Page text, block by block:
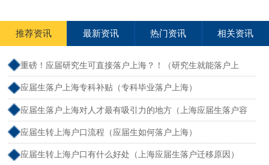
推荐资讯 最新资讯 热门资讯 相关资讯
重磅！应届研究生可直接落户上海？！（研究生就能落户上
海）
应届生落户上海专科补贴（专科毕业落户上海）
应届生落户上海对人才最有吸引力的地方（上海应届生落户容
易吗）
应届生转上海户口流程（应届生如何落户上海）
应届生转上海户口有什么好处（上海应届生落户迁移原因）